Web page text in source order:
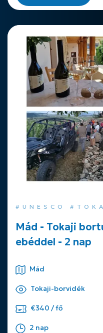
#UNESCO
Mád - Tokaji
ebéddel - 2 nap
Mád
Tokaji-borvidék
€340 / fő
2 nap